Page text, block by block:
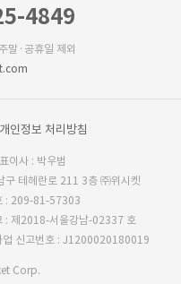
4849
주말·공휴일 제외
개인정보 처리방침
이사 : 박우범
구 테헤란로 211 3층 ㈜위시켓
: 209-81-57303
: 제2018-서울강남-02337 호
업 신고번호 : J1200020180019
Corp.